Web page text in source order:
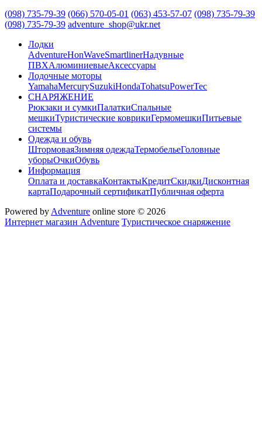
(098) 735-79-39 (066) 570-05-01 (063) 453-57-07 (098) 735-79-39
(098) 735-79-39 adventure_shop@ukr.net
Лодки
AdventureHonWaveSmartlinerНадувные
ПВХАлюминиевыеАксессуары
Лодочные моторы
YamahaMercurySuzukiHondaTohatsuPowerTec
СНАРЯЖЕНИЕ
Рюкзаки и сумкиПалаткиСпальные
мешкиТуристические коврикиГермомешкиПитьевые
системы
Одежда и обувь
ШтормоваяЗимняя одеждаТермобельеГоловные
уборыОчкиОбувь
Информация
Оплата и доставкаКонтактыКредитСкидкиДисконтная
картаПодарочный сертификатПубличная оферта
Powered byAdventure online store © 2026
Интернет магазин Adventure Туристическое снаряжение